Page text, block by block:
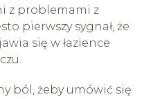
z problemami z
pierwszy sygnał, że
się w łazience
ból, żeby umówić się